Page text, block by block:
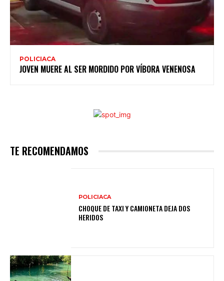
POLICIACA
JOVEN MUERE AL SER MORDIDO POR VÍBORA VENENOSA
TE RECOMENDAMOS
POLICIACA
CHOQUE DE TAXI Y CAMIONETA DEJA DOS
HERIDOS